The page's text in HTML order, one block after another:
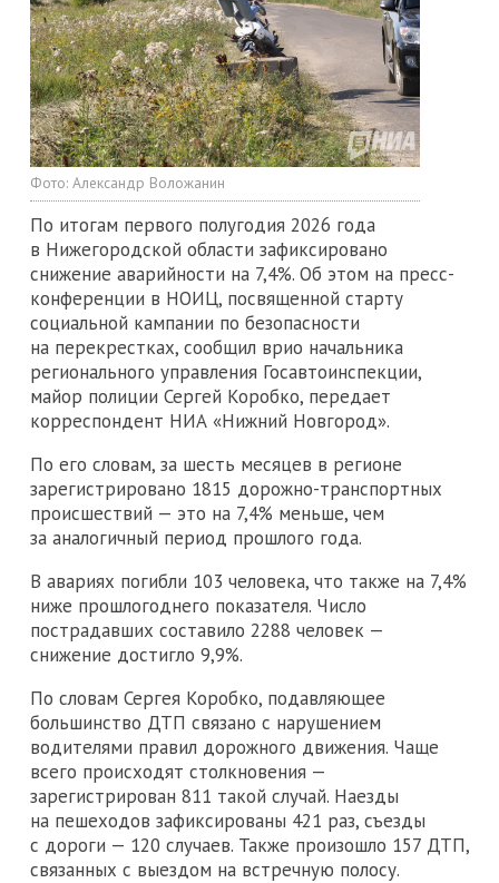
Фото: Александр Воложанин
По итогам первого полугодия 2026 года
в Нижегородской области зафиксировано
снижение аварийности на 7,4%. Об этом на пресс-
конференции в НОИЦ, посвященной старту
социальной кампании по безопасности
на перекрестках, сообщил врио начальника
регионального управления Госавтоинспекции,
майор полиции Сергей Коробко, передает
корреспондент НИА «Нижний Новгород».
По его словам, за шесть месяцев в регионе
зарегистрировано 1815 дорожно-транспортных
происшествий — это на 7,4% меньше, чем
за аналогичный период прошлого года.
В авариях погибли 103 человека, что также на 7,4%
ниже прошлогоднего показателя. Число
пострадавших составило 2288 человек —
снижение достигло 9,9%.
По словам Сергея Коробко, подавляющее
большинство ДТП связано с нарушением
водителями правил дорожного движения. Чаще
всего происходят столкновения —
зарегистрирован 811 такой случай. Наезды
на пешеходов зафиксированы 421 раз, съезды
с дороги — 120 случаев. Также произошло 157 ДТП,
связанных с выездом на встречную полосу.